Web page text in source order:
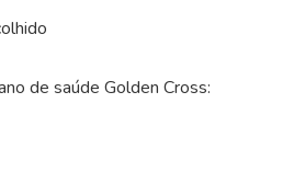
de saúde Golden Cross: